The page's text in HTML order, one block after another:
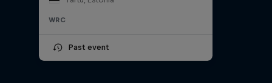
WRC
Past event